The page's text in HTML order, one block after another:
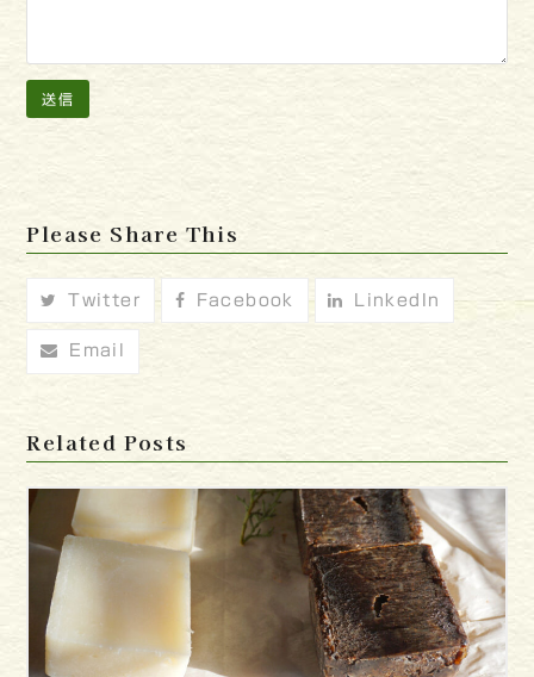
Please Share This
Twitter Facebook LinkedIn
Email
Related Posts